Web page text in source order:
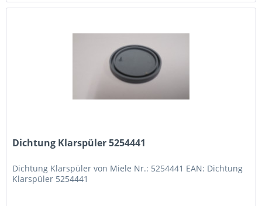
Dichtung Klarspüler 5254441
Dichtung Klarspüler von Miele Nr.: 5254441 EAN: Dichtung
Klarspüler 5254441